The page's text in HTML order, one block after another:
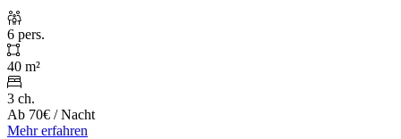
6 pers.
40 m²
3 ch.
Ab 70€ / Nacht
Mehr erfahren